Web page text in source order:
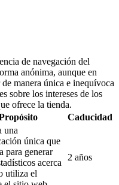
de navegación del
anónima, aunque en
manera única e inequívoca
sobre los intereses de los
ofrece la tienda.
Caducidad
una
única que
para generar
acerca
utiliza el
2 años